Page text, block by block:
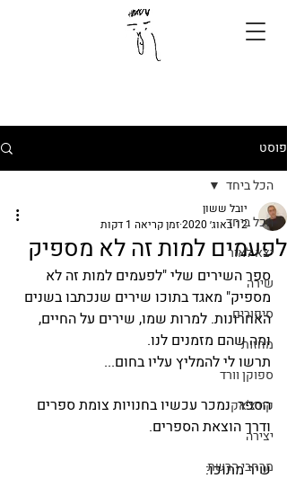
פוסט
הכל ביחד
יצא לאור
שירה
סיפורים
מחזות
ספוקן וורד
קורצ'אק
יצירה
מרחבי הרשת
הכל ביחד
לפעמים למות זה לא מספיק
יובל ששון
12 באוג׳ 2020
זמן קריאה 1 דקות
ספר השירים שלי "לפעמים למות זה לא
מספיק" מאגד בתוכו שירים שנכתבו בשנים
האחרונות. למרות שמו, שירים על החיים,
ומה שהם מזמנים לנו.
תרשו לי להמליץ עליו בחום...
הספר  נמכר עכשיו בחנויות צומת ספרים
ודרך הוצאת הספרים.
שיר מתוכו: